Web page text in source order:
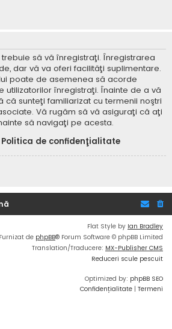
să vă înregistraţi. Înregistrarea
dar vă va oferi facilităţi suplimentare.
poate de asemenea să acorde
utilizatorilor înregistraţi. Înainte de a vă
că sunteţi familiarizat cu termenii noştri
Vă rugăm să vă asiguraţi că aţi
să navigaţi pe acesta.
Politica de confidenţialitate
Flat Style by Ian Bradley
Furnizat de phpBB® Forum Software © phpBB Limited
Translation/Traducere: MX-Publisher CMS
Reduceri scule pescuit
Optimized by: phpBB SEO
Confidențialitate | Termeni